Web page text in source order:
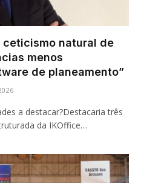
ceticismo natural de
menos
de planeamento”
a destacar?Destacaria três
da IKOffice…